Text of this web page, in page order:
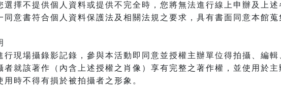
選擇不提供個人資料或提供不完全時，您將無法進行線上申辦及上
同意書符合個人資料保護法及相關法規之要求，具有書面同意本館
行現場攝錄影記錄，參與本活動即同意並授權主辦單位得拍攝、編
者就該著作（內含上述授權之肖像）享有完整之著作權，並使用於
用時不得有損於被拍攝者之形象。